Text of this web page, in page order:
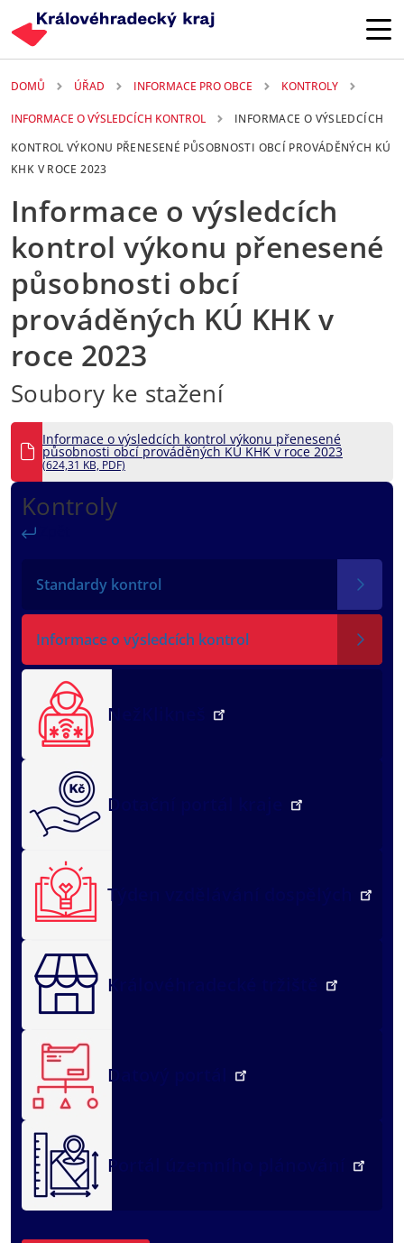
DOMŮ ÚŘAD INFORMACE PRO OBCE KONTROLY
INFORMACE O VÝSLEDCÍCH KONTROL
INFORMACE O VÝSLEDCÍCH
KONTROL VÝKONU PŘENESENÉ PŮSOBNOSTI OBCÍ PROVÁDĚNÝCH KÚ
KHK V ROCE 2023
Informace o výsledcích
kontrol výkonu přenesené
působnosti obcí
prováděných KÚ KHK v
roce 2023
Kontroly
Standardy kontrol
Informace o výsledcích kontrol
NežKlikneš
Dotační portál kraje
Týden vzdělávání dospělých
Královéhradecké tržiště
Datový portál
Portál územního plánování
Soubory ke stažení
Informace o výsledcích kontrol výkonu přenesené
působnosti obcí prováděných KÚ KHK v roce 2023
(624,31 KB, PDF)